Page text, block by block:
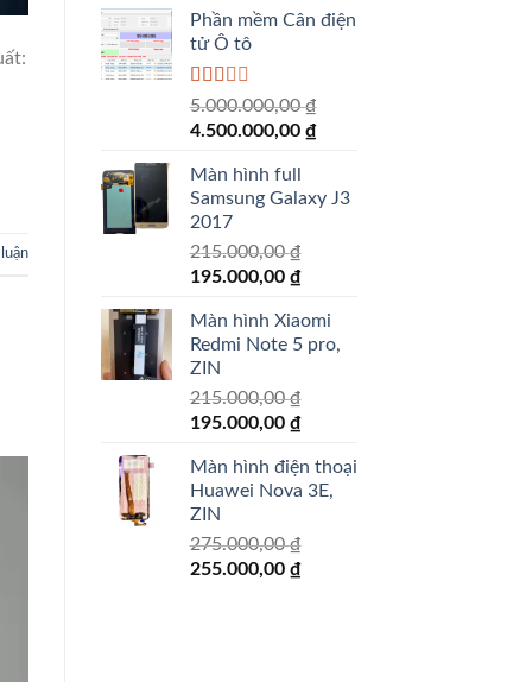
Phần mềm Cân điện
tử Ô tô
Được
xếp
hạng
5
sao
5.000.000,00₫
Giá
là:
5.000.000,00 ₫.
4.500.000,00 ₫Giá
là:
Màn hình full
Samsung Galaxy J3
2017
215.000,00₫
Giá
là:
215.000,00 ₫.
195.000,00 ₫Giá
tại
là:
Màn hình Xiaomi
Redmi Note 5 pro,
ZIN
215.000,00₫
Giá
là:
215.000,00 ₫.
195.000,00 ₫Giá
tại
là:
Màn hình điện thoại
Huawei Nova 3E,
ZIN
275.000,00₫
Giá
255.000,00 ₫Giá